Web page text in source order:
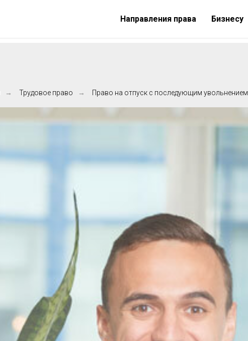
Направления права Бизнесу
→ Трудовое право → Право на отпуск с последующим увольнением